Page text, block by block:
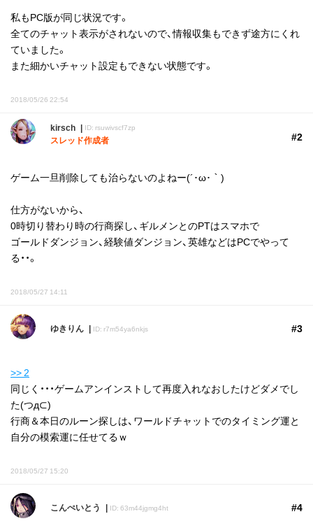
私もPC版が同じ状況です。
全てのチャット表示がされないので、情報収集もできず途方にくれ
ていました。
また細かいチャット設定もできない状態です。
2018/05/26 22:54
kirsch ID: rsuwivscf7zp
スレッド作成者 #2
ゲーム一旦削除しても治らないのよねー(´･ω･｀)
仕方がないから、
0時切り替わり時の行商探し、ギルメンとのPTはスマホで
ゴールドダンジョン、経験値ダンジョン、英雄などはPCでやって
る・・。
2018/05/27 14:11
ゆきりん ID: r7m54ya6nkjs #3
>> 2
同じく・・・ゲームアンインストして再度入れなおしたけどダメでし
た(つд⊂)
行商＆本日のルーン探しは、ワールドチャットでのタイミング運と
自分の模索運に任せてるｗ
2018/05/27 15:20
こんぺいとう ID: 63m44jgmg4ht #4